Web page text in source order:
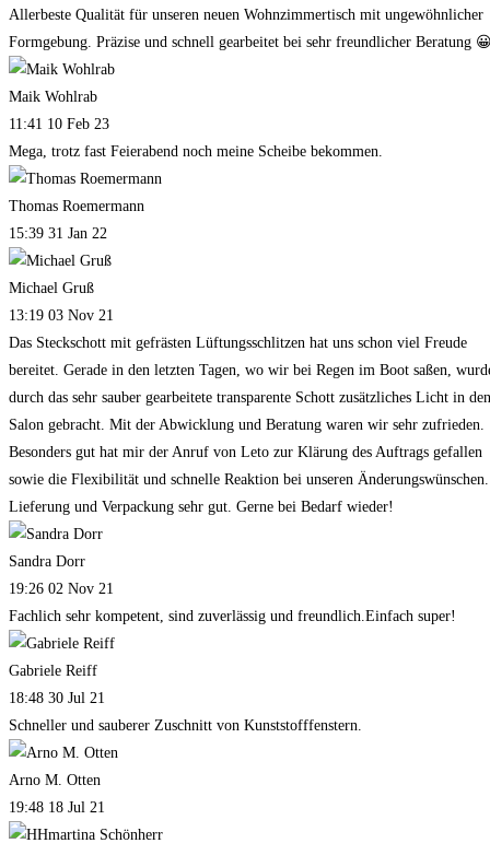
Allerbeste Qualität für unseren neuen Wohnzimmertisch mit ungewöhnlicher
Formgebung. Präzise und schnell gearbeitet bei sehr freundlicher Beratung
Maik Wohlrab
11:41 10 Feb 23
Mega, trotz fast Feierabend noch meine Scheibe bekommen.
Thomas Roemermann
15:39 31 Jan 22
Michael Gruß
13:19 03 Nov 21
Das Steckschott mit gefrästen Lüftungsschlitzen hat uns schon viel Freude
bereitet. Gerade in den letzten Tagen, wo wir bei Regen im Boot saßen,
durch das sehr sauber gearbeitete transparente Schott zusätzliches Licht in den
Salon gebracht. Mit der Abwicklung und Beratung waren wir sehr zufrieden.
Besonders gut hat mir der Anruf von Leto zur Klärung des Auftrags gefallen
sowie die Flexibilität und schnelle Reaktion bei unseren Änderungswünschen.
Lieferung und Verpackung sehr gut. Gerne bei Bedarf wieder!
Sandra Dorr
19:26 02 Nov 21
Fachlich sehr kompetent, sind zuverlässig und freundlich.Einfach super!
Gabriele Reiff
18:48 30 Jul 21
Schneller und sauberer Zuschnitt von Kunststofffenstern.
Arno M. Otten
19:48 18 Jul 21